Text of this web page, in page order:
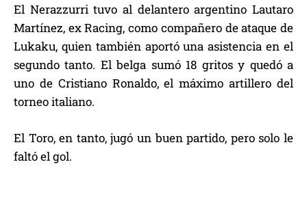
El Nerazzurri tuvo al delantero argentino Lautaro
Martínez, ex Racing, como compañero de ataque de
Lukaku, quien también aportó una asistencia en el
segundo tanto. El belga sumó 18 gritos y quedó a
uno de Cristiano Ronaldo, el máximo artillero del
torneo italiano.
El Toro, en tanto, jugó un buen partido, pero solo le
faltó el gol.